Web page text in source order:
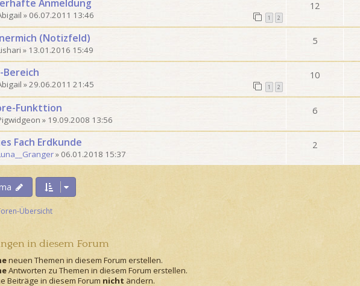
Anmeldung
» 06.07.2011 13:46 1 2
12
(Notizfeld)
» 13.01.2016 15:49
5
Bereich
»29.06.2011 21:45 1 2
10
Funkttion
» 19.09.2008 13:56
6
Fach Erdkunde
» 06.01.2018 15:37
2
Übersicht
in diesem Forum
neuen Themen in diesem Forum erstellen.
Antworten zu Themen in diesem Forum erstellen.
Beiträge in diesem Forum nicht ändern.